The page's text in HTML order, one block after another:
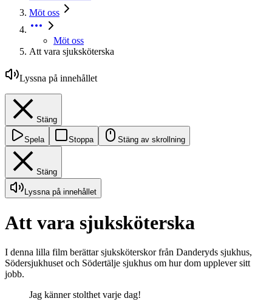
Möt oss
Möt oss
Att vara sjuksköterska
Lyssna på innehållet
Stäng
Spela Stoppa Stäng av skrollning
Stäng
Lyssna på innehållet
Att vara sjuksköterska
I denna lilla film berättar sjuksköterskor från Danderyds sjukhus,
Södersjukhuset och Södertälje sjukhus om hur dom upplever sitt
jobb.
Jag känner stolthet varje dag!